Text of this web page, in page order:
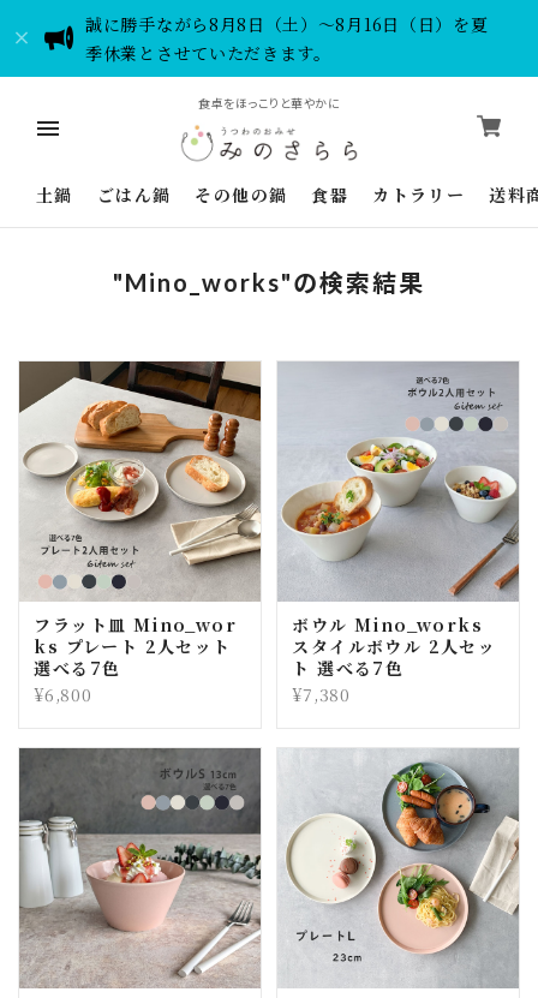
誠に勝手ながら8月8日（土）～8月16日（日）を夏
季休業とさせていただきます。
食卓をほっこりと華やかに
土鍋 ごはん鍋 その他の鍋 食器 カトラリー 送料
"Mino_works"の検索結果
フラット皿 Mino_wor
ks プレート 2人セット
選べる7色
¥6,800
ボウル Mino_works
スタイルボウル 2人セッ
ト 選べる7色
¥7,380